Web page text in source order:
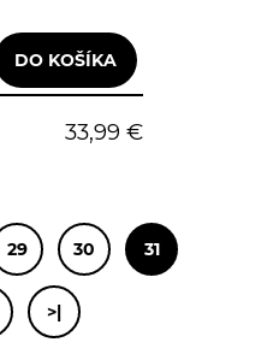
33,99 €
29 30 31
>|